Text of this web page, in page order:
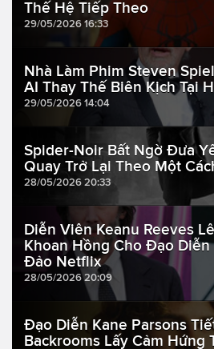
Thế Hệ Tiếp Theo
29/05/2026 16:33
Nhà Làm Phim Steven
AI Thay Thế Biên Kịch Tại
29/05/2026 14:04
Spider-Noir Bất Ngờ Đưa
Quay Trở Lại Theo Một
28/05/2026 20:33
Diễn Viên Keanu Reeves
Khoan Hồng Cho Đạo Diễn
Đảo Netflix
28/05/2026 20:09
Đạo Diễn Kane Parsons
Backrooms Lấy Cảm Hứng